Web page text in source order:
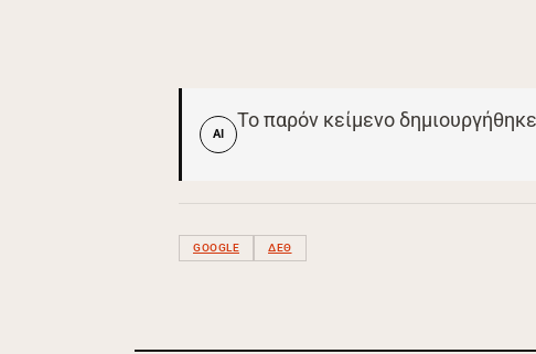
AI
Το παρόν κείμενο
GOOGLE ΔΕΘ